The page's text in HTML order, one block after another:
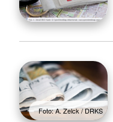
Foto: A. Zelck / DRKS